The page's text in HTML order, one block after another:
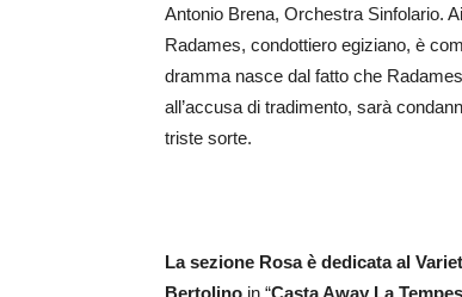
Antonio Brena, Orchestra Sinfolario.
Radames, condottiero egiziano, è
dramma nasce dal fatto che
all’accusa di tradimento, sarà
triste sorte.
La sezione Rosa è dedicata al
Bertolino in “Casta Away La